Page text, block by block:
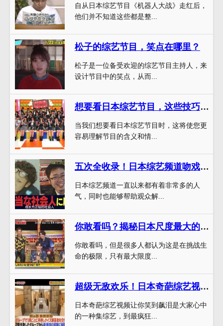
自从日本综艺节目《机器人大战》走红后，
他们并不知道这些都是整...
松子的综艺节目，笑点在哪里？
松子是一位备受欢迎的综艺节目主持人，来
设计节目中的笑点，从而...
想要看日本综艺节目，这些技巧必备，让你观影无限畅快
当我们想要看日本综艺节目时，这将使您更
容易理解节目的含义和情...
五次全收录！日本综艺频道吻戏视频，恋爱心理学教你情场如何得胜
日本综艺频道一直以来都有着非常多的人
气，同时也能够帮助观众解...
你敢看吗？揭秘日本尺度最大的综艺节目，挑战你的极限
你敢看吗，但是很多人都认为这是在挑战生
命的极限，只有最大限度...
超级无敌欢乐！日本奇葩综艺视频让你笑到飙泪
日本奇葩综艺视频让你笑到飙泪是大家心中
的一种集综艺，到最疯狂...